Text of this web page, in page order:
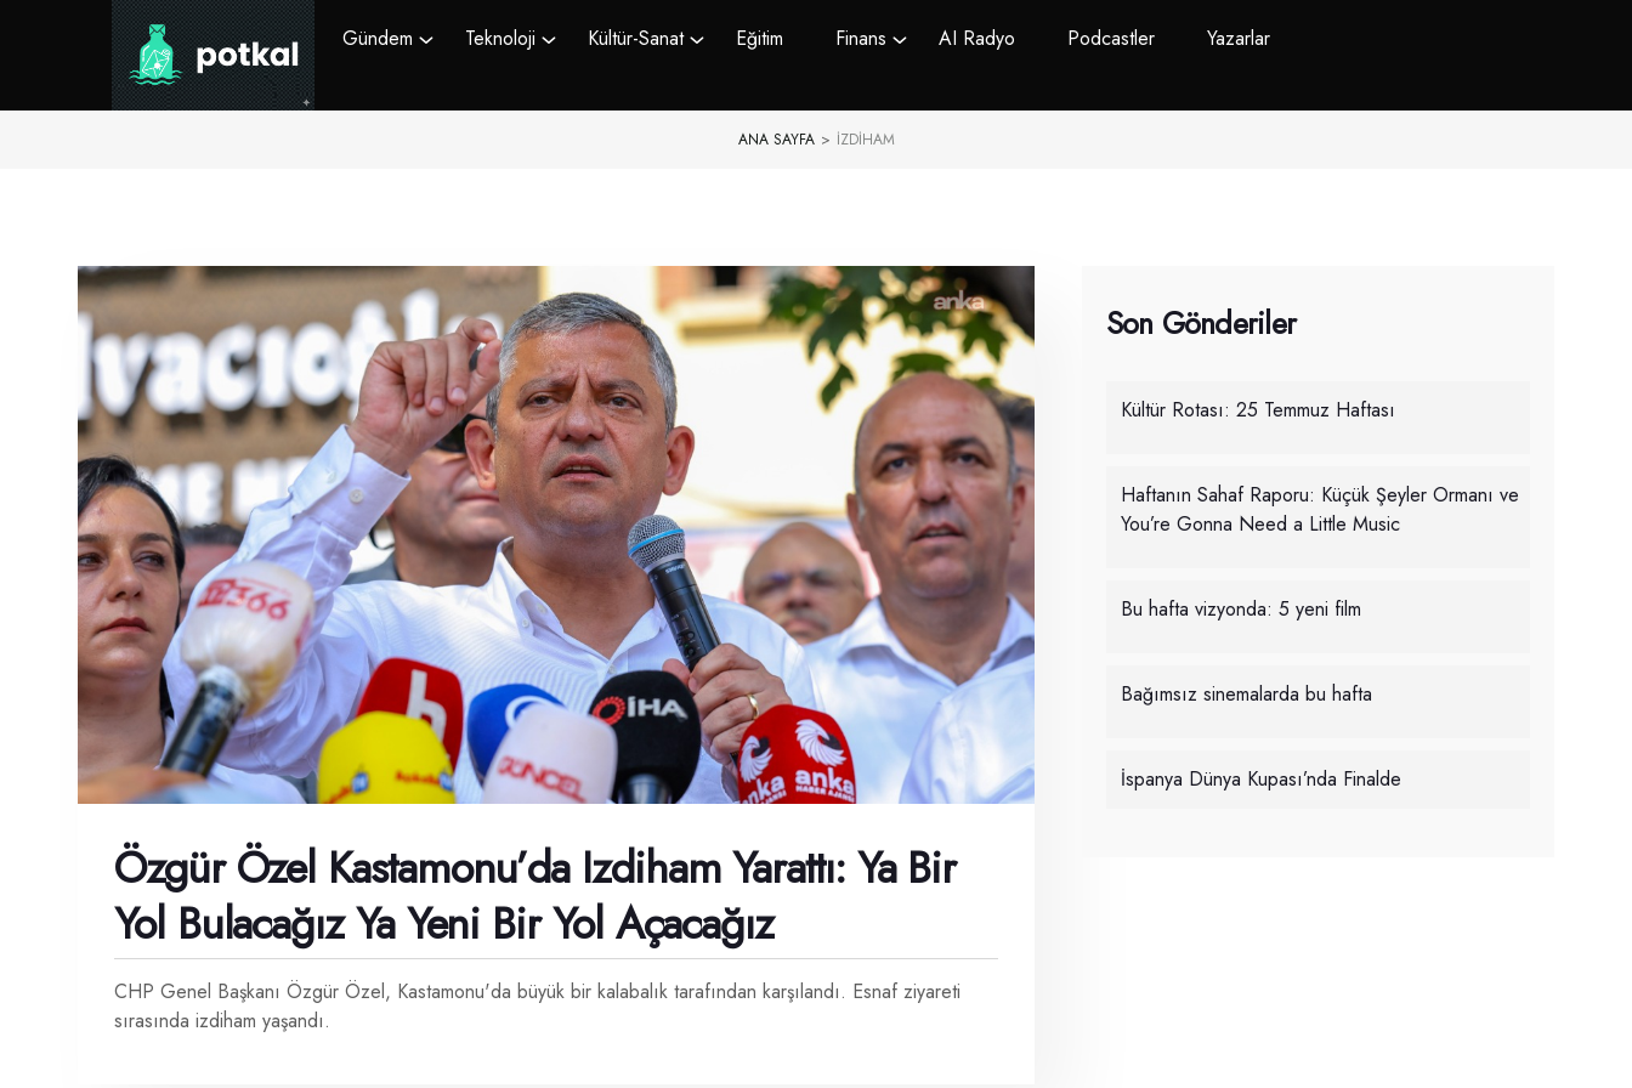
Gündem Teknoloji Kültür-Sanat Eğitim Finans AI Radyo Podcastler Yazarlar
ANA SAYFA > IZDIHAM
Özgür Özel Kastamonu’da Izdiham Yarattı: Ya Bir
Yol Bulacağız Ya Yeni Bir Yol Açacağız
CHP Genel Başkanı Özgür Özel, Kastamonu'da büyük bir kalabalık tarafından karşılandı. Esnaf ziyareti
sırasında izdiham yaşandı.
Son Gönderiler
Kültür Rotası: 25 Temmuz Haftası
Haftanın Sahaf Raporu: Küçük Şeyler Ormanı ve
You’re Gonna Need a Little Music
Bu hafta vizyonda: 5 yeni film
Bağımsız sinemalarda bu hafta
İspanya Dünya Kupası’nda Finalde